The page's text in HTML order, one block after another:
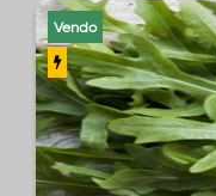
Vendo